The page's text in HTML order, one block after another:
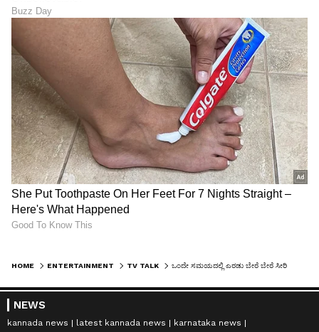
HOME ENTERTAINMENT TV TALK
NEWS
kannada news latest kannada news
karnataka news